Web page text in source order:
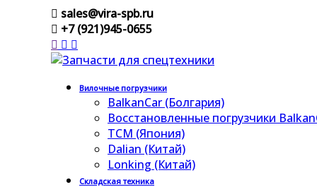
sales@vira-spb.ru
+7 (921)945-0655
Вилочные погрузчики
BalkanCar (Болгария)
Восстановленные погрузчики
TCM (Япония)
Dalian (Китай)
Lonking (Китай)
Складская техника